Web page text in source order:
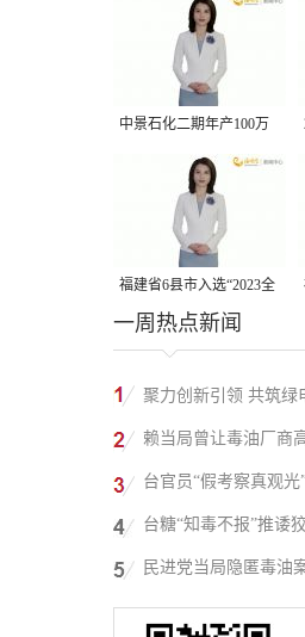
中景石化二期年产100万
吨丙烷脱氢项目建成中交
福建省6县市入选“2023全
国县域发展潜力百强县”
一周热点新闻
聚力创新引领 共筑绿
赖当局曾让毒油厂商
蓝营直指台高层有“
台官员“假考察真观光
点是“公务”，仅交5
台糖“知毒不报”推诿
航，卢秀燕、蒋万安
堆！
民进党当局隐匿毒油
让生产厂商扛全责，